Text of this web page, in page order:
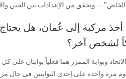
– وتحقق من الإعدادات بين الحين
مركبة إلى عُمان، هل
لشخص آخر؟
وبوابة الممزر هما فعلياً بوابتان على
مرة واحدة على إحدى البوابتين في حال